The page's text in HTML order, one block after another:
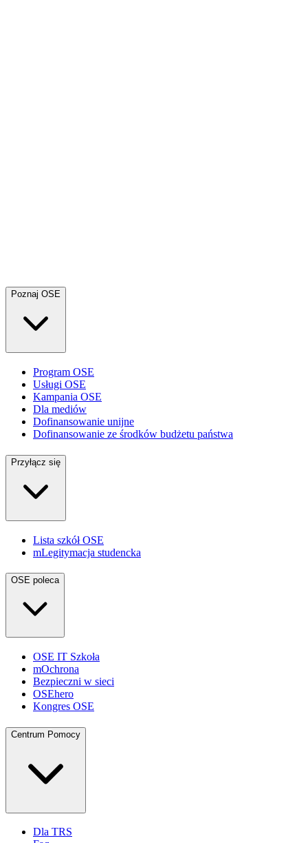
Poznaj OSE
Program OSE
Usługi OSE
Kampania OSE
Dla mediów
Dofinansowanie unijne
Dofinansowanie ze środków budżetu państwa
Przyłącz się
Lista szkół OSE
mLegitymacja studencka
OSE poleca
OSE IT Szkoła
mOchrona
Bezpieczni w sieci
OSEhero
Kongres OSE
Centrum Pomocy
Dla TRS